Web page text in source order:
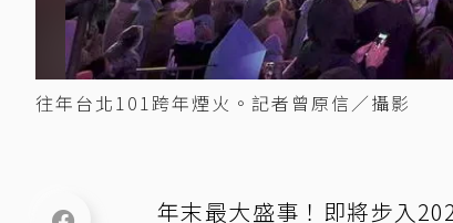
往年台北101跨年煙火。記者曾原信／攝影
年末最大盛事！即將步入